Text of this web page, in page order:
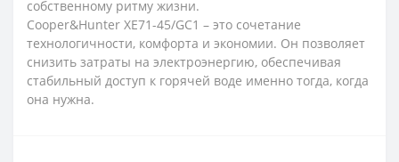
собственному ритму жизни.
Cooper&Hunter XE71-45/GC1 – это сочетание
технологичности, комфорта и экономии. Он позволяет
снизить затраты на электроэнергию, обеспечивая
стабильный доступ к горячей воде именно тогда, когда
она нужна.